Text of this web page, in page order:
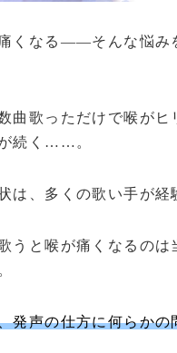
くなる——そんな悩み
曲歌っただけで喉が
続く……。
は、多くの歌い手が経
うと喉が痛くなるの
発声の仕方に何らか